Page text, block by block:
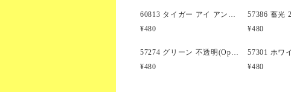
60813 タイガー アイ アンティーク 13mm スカル ポニービーズ(25個)
¥480
¥480
57274 グリーン 不透明(Opaque) 25mm 飛行機 ポニービーズ (10個)
¥480
¥480